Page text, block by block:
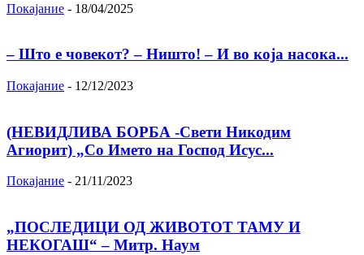
Покајание - 18/04/2025
– Што е човекот? – Ништо! – И во која насока...
Покајание - 12/12/2023
(НЕВИДЛИВА БОРБА -Свети Никодим
Агиорит) „Со Името на Господ Исус...
Покајание - 21/11/2023
„ПОСЛЕДИЦИ ОД ЖИВОТОТ ТАМУ И
НЕКОГАШ“ – Митр. Наум